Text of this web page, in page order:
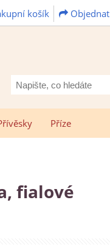
košík Objednat
Napište,
co
Příze
fialové